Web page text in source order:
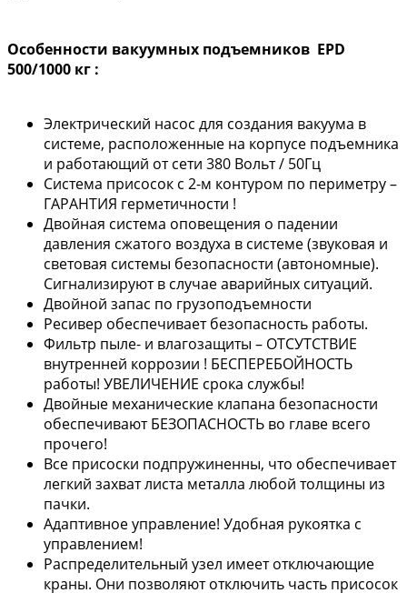
Особенности вакуумных подъемников EPD
500/1000 кг :
Электрический насос для создания вакуума в
системе, расположенные на корпусе подъемника
и работающий от сети 380 Вольт / 50Гц
Система присосок с 2-м контуром по периметру –
ГАРАНТИЯ герметичности !
Двойная система оповещения о падении
давления сжатого воздуха в системе (звуковая и
световая системы безопасности (автономные).
Сигнализируют в случае аварийных ситуаций.
Двойной запас по грузоподъемности
Ресивер обеспечивает безопасность работы.
Фильтр пыле- и влагозащиты – ОТСУТСТВИЕ
внутренней коррозии ! БЕСПЕРЕБОЙНОСТЬ
работы! УВЕЛИЧЕНИЕ срока службы!
Двойные механические клапана безопасности
обеспечивают БЕЗОПАСНОСТЬ во главе всего
прочего!
Все присоски подпружиненны, что обеспечивает
легкий захват листа металла любой толщины из
пачки.
Адаптивное управление! Удобная рукоятка с
управлением!
Распределительный узел имеет отключающие
краны. Они позволяют отключить часть присосок